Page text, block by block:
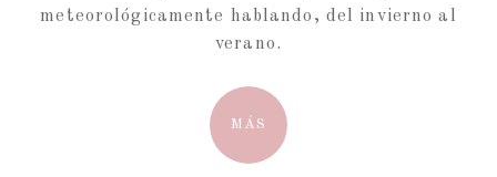
meteorológicamente hablando, del invierno al
verano.
MÁS